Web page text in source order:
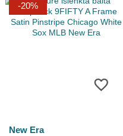
-20%
New Era